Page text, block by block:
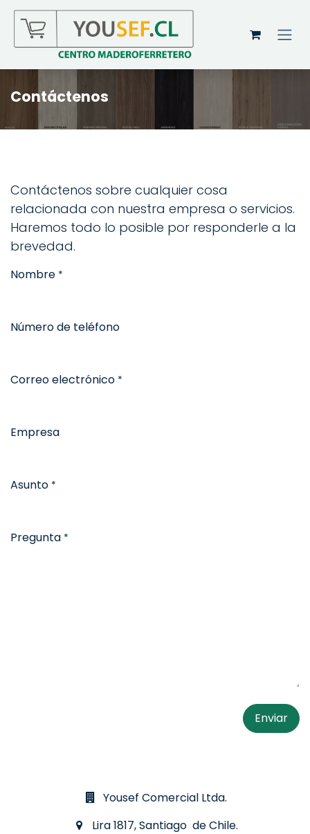
Ir al contenido
Contáctenos
Contáctenos sobre cualquier cosa
relacionada con nuestra empresa o servicios.
Haremos todo lo posible por responderle a la
brevedad.
Nombre *
Número de teléfono
Correo electrónico *
Empresa
Asunto *
Pregunta *
Enviar
Yousef Comercial Ltda.
Lira 1817, Santiago de Chile.